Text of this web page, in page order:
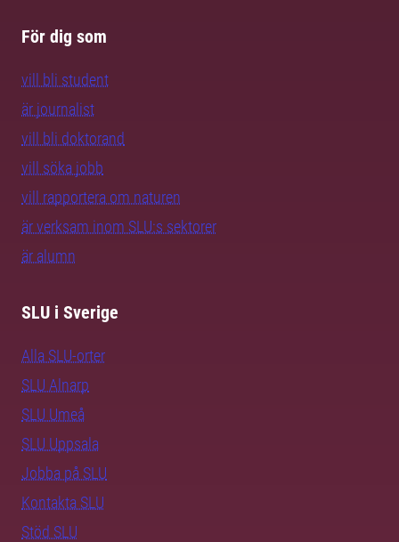
För dig som
vill bli student
är journalist
vill bli doktorand
vill söka jobb
vill rapportera om naturen
är verksam inom SLU:s sektorer
är alumn
SLU i Sverige
Alla SLU-orter
SLU Alnarp
SLU Umeå
SLU Uppsala
Jobba på SLU
Kontakta SLU
Stöd SLU